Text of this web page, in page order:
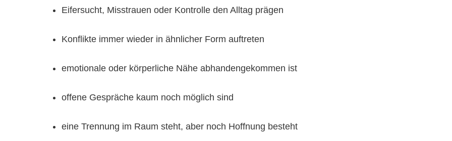
Eifersucht, Misstrauen oder Kontrolle den Alltag prägen
Konflikte immer wieder in ähnlicher Form auftreten
emotionale oder körperliche Nähe abhandengekommen ist
offene Gespräche kaum noch möglich sind
eine Trennung im Raum steht, aber noch Hoffnung besteht